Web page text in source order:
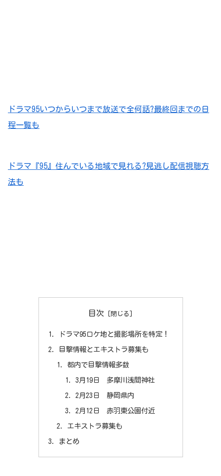
ドラマ95いつからいつまで放送で全何話?最終回までの日
程一覧も
ドラマ『95』住んでいる地域で見れる?見逃し配信視聴方
法も
目次
ドラマ95ロケ地と撮影場所を特定！
目撃情報とエキストラ募集も
都内で目撃情報多数
3月19日 多摩川浅間神社
2月23日 静岡県内
2月12日 赤羽東公園付近
エキストラ募集も
まとめ